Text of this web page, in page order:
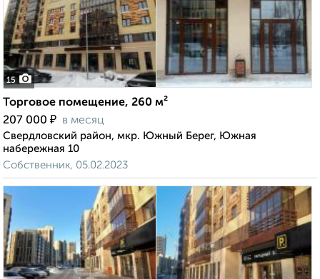
15
Торговое помещение, 260 м²
207 000 ₽ в месяц
Свердловский район, мкр. Южный Берег, Южная
набережная 10
Собственник, 05.02.2023